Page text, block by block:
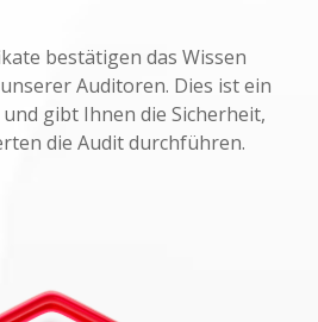
bestätigen das Wissen
Auditoren. Dies ist ein
gibt Ihnen die Sicherheit,
die Audit durchführen.